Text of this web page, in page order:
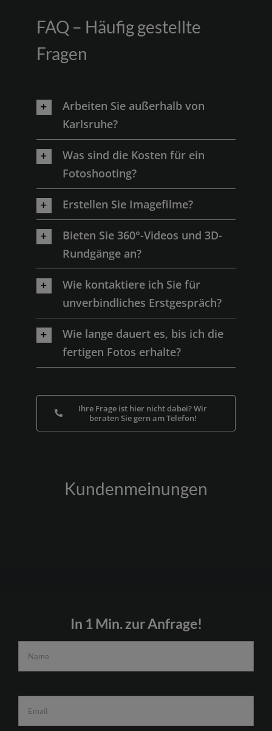
FAQ – Häufig gestellte
Fragen
Arbeiten Sie außerhalb von
Karlsruhe?
Was sind die Kosten für ein
Fotoshooting?
Erstellen Sie Imagefilme?
Bieten Sie 360°-Videos und 3D-
Rundgänge an?
Wie kontaktiere ich Sie für
unverbindliches Erstgespräch?
Wie lange dauert es, bis ich die
fertigen Fotos erhalte?
Ihre Frage ist hier nicht dabei? Wir
beraten Sie gern am Telefon!
Kundenmeinungen
In 1 Min. zur Anfrage!